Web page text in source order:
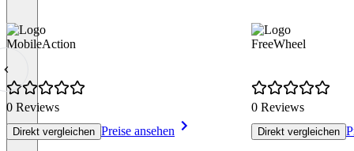
MobileAction
0 Reviews
Direkt vergleichen Preise ansehen
FreeWheel
0 Reviews
Direkt vergleichen